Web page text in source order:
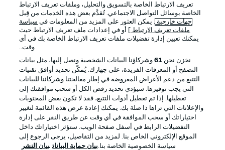
Football as it's meant to be
تطبيق الدوري الألماني
Official Partners
تعريف الارتباط الخاصة بالتسويق والتحليل، وملفات تعريف الارتباط
الخاصة بوسائل التواصل الاجتماعي. تُقدَّم بعض هذه الخدمات من قِبل
جهات خارجية . يمكن العثور على المزيد من المعلومات في سياسة
ملفات تعريف الارتباط
] أو في إعدادات ملف تعريف الارتباط حيث
يمكنك تعيين إدارة تفضيلات ملفات تعريف الارتباط الخاصة بك في أي
وقت..
نخزن نحن 61وشركاؤنا البيانات الشخصية ونصل إليها، مثل بيانات
التصفح أو المعرفات الفريدة، على جهازك. يُمكّن تحديد أوافق تقنيات
التتبع من دعم الأغراض المعروضة في إطار معالجتنا وشركائنا للبيانات
التي يجب توفيرها. سيؤدي تحديد رفض الكل أو سحب موافقتك إلى
تعطيلها. إذا تم تعطيل أدوات التتبع، فقد لا تكون بعض المحتويات
والإعلانات التي تراها ذا صلة بك. يمكنك إعادة عرض هذه القائمة لتغيير
اختياراتك أو سحب الموافقة في أي وقت عن طريق النقر على إدارة
التفضيلات الرابط في أسفل صفحة الويب. ستؤثر اختياراتك داخل
الموقع الإلكتروني الخاص بنا. لمزيد من التفاصيل، يرجى الرجوع إلى
سياسة الخصوصية الخاصة بنا.بيان حماية البيانات بيان النشر